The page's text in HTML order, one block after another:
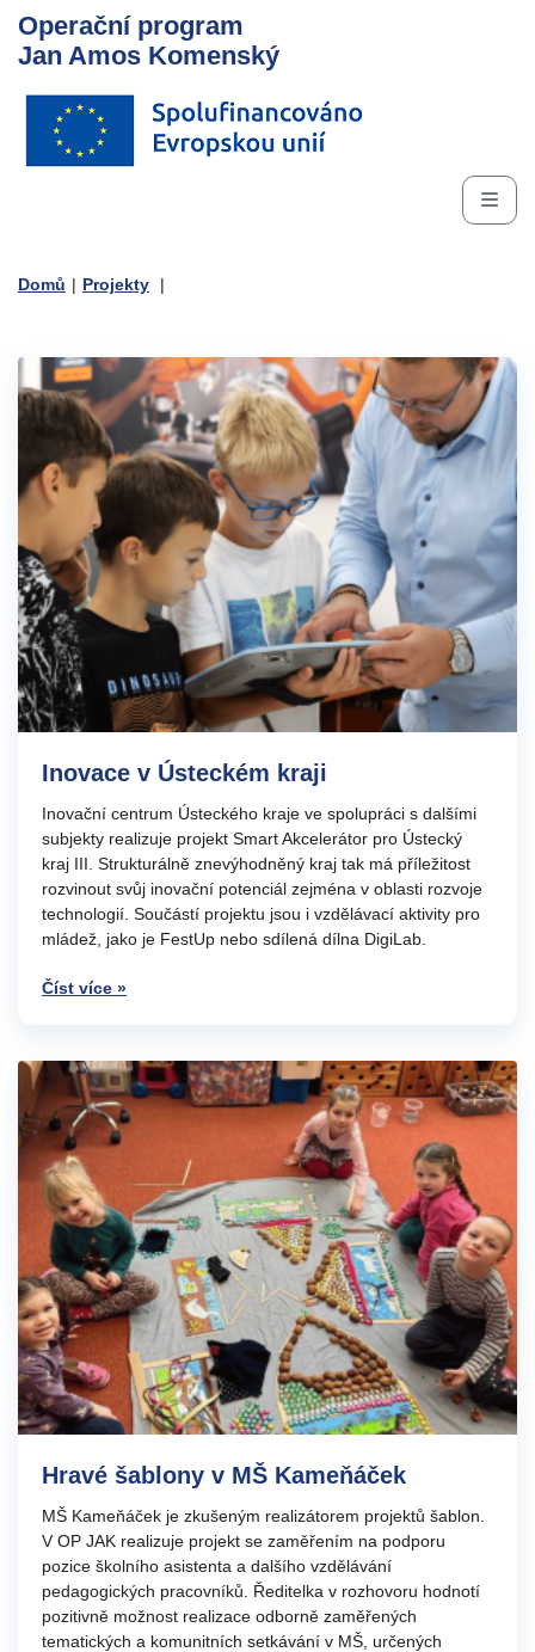
Operační program
Jan Amos Komenský
Domů | Projekty |
Inovace v Ústeckém kraji
Inovační centrum Ústeckého kraje ve spolupráci s dalšími
subjekty realizuje projekt Smart Akcelerátor pro Ústecký
kraj III. Strukturálně znevýhodněný kraj tak má příležitost
rozvinout svůj inovační potenciál zejména v oblasti rozvoje
technologií. Součástí projektu jsou i vzdělávací aktivity pro
mládež, jako je FestUp nebo sdílená dílna DigiLab.
Číst více »
Hravé šablony v MŠ Kameňáček
MŠ Kameňáček je zkušeným realizátorem projektů šablon.
V OP JAK realizuje projekt se zaměřením na podporu
pozice školního asistenta a dalšího vzdělávání
pedagogických pracovníků. Ředitelka v rozhovoru hodnotí
pozitivně možnost realizace odborně zaměřených
tematických a komunitních setkávání v MŠ, určených